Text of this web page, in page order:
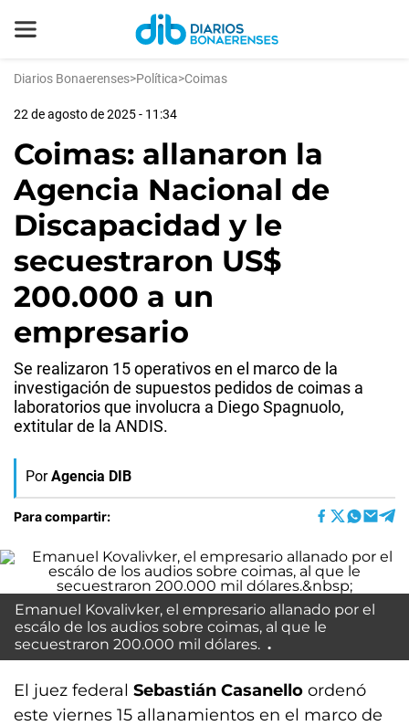
Diarios Bonaerenses>Política>Coimas
22 de agosto de 2025 - 11:34
Coimas: allanaron la
Agencia Nacional de
Discapacidad y le
secuestraron US$
200.000 a un
empresario
Se realizaron 15 operativos en el marco de la
investigación de supuestos pedidos de coimas a
laboratorios que involucra a Diego Spagnuolo,
extitular de la ANDIS.
Por Agencia DIB
Para compartir:
Emanuel Kovalivker, el empresario allanado por el
escálo de los audios sobre coimas, al que le
secuestraron 200.000 mil dólares.
El juez federal Sebastián Casanello ordenó
este viernes 15 allanamientos en el marco de